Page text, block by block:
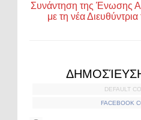
Συνάντηση της Ένωσης
με τη νέα
DEFAULT
FACEBOOK